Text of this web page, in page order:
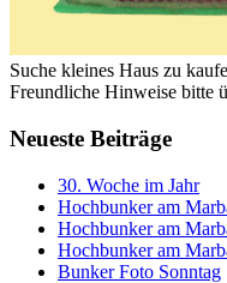
Suche kleines Haus zu
Freundliche Hinweise bitte
Neueste Beiträge
30. Woche im Jahr
Hochbunker am
Hochbunker am
Hochbunker am
Bunker Foto Sonntag